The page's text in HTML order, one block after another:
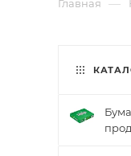
Главная —